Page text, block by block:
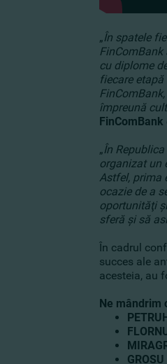
„În spatele
cu diplome
fiecare
împreună
FinComBank
„În
organizat un
Astfel, prima
ocazie de a
oportunităţi
sferă şi să
În cadrul
succes ale
acesteia, au
Ne mândrim